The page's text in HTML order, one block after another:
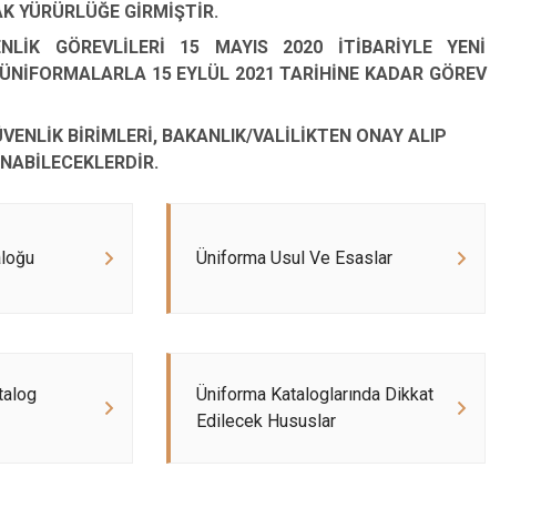
YÜRÜRLÜĞE GİRMİŞTİR.
GÖREVLİLERİ 15 MAYIS 2020 İTİBARİYLE YENİ
15 EYLÜL 2021 TARİHİNE KADAR GÖREV
BİRİMLERİ, BAKANLIK/VALİLİKTEN ONAY ALIP
Üniforma Usul Ve Esaslar
Üniforma Kataloglarında Dikkat
Edilecek Hususlar